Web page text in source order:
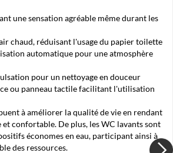
une sensation agréable même durant les
chaud, réduisant l'usage du papier toilette
automatique pour une atmosphère
pour un nettoyage en douceur
ou panneau tactile facilitant l'utilisation
à améliorer la qualité de vie en rendant
confortable. De plus, les WC lavants sont
économes en eau, participant ainsi à
des ressources.